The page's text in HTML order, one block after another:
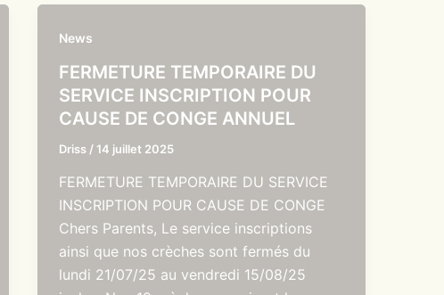
News
FERMETURE TEMPORAIRE DU
SERVICE INSCRIPTION POUR
CAUSE DE CONGE ANNUEL
Driss / 14 juillet 2025
FERMETURE TEMPORAIRE DU SERVICE
INSCRIPTION POUR CAUSE DE CONGE
Chers Parents, Le service inscriptions
ainsi que nos crèches sont fermés du
lundi 21/07/25 au vendredi 15/08/25